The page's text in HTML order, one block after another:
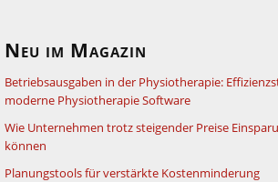
Neu im Magazin
Betriebsausgaben in der Physiotherapie:
moderne Physiotherapie Software
Wie Unternehmen trotz steigender Preise
können
Planungstools für verstärkte Kostenminderung